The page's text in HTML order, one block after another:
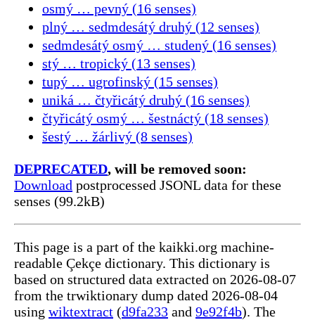
osmý … pevný (16 senses)
plný … sedmdesátý druhý (12 senses)
sedmdesátý osmý … studený (16 senses)
stý … tropický (13 senses)
tupý … ugrofinský (15 senses)
uniká … čtyřicátý druhý (16 senses)
čtyřicátý osmý … šestnáctý (18 senses)
šestý … žárlivý (8 senses)
DEPRECATED, will be removed soon:
Download postprocessed JSONL data for these
senses (99.2kB)
This page is a part of the kaikki.org machine-
readable Çekçe dictionary. This dictionary is
based on structured data extracted on 2026-08-07
from the trwiktionary dump dated 2026-08-04
using wiktextract (d9fa233 and 9e92f4b). The